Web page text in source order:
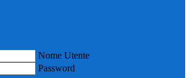
Nome Utente
Password